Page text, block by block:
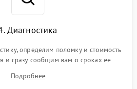
Диагностика
определим поломку и стоимость
и сразу сообщим вам о сроках ее
Подробнее